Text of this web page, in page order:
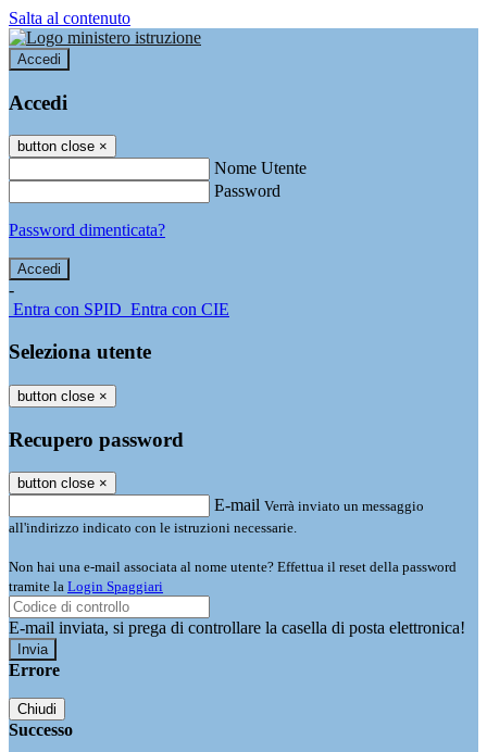
Salta al contenuto
Accedi
Accedi
button close ×
Nome Utente
Password
Password dimenticata?
-
Entra con SPID Entra con CIE
Seleziona utente
button close ×
Recupero password
button close ×
E-mail Verrà inviato un messaggio
all'indirizzo indicato con le istruzioni necessarie.
Non hai una e-mail associata al nome utente? Effettua il reset della password
tramite la Login Spaggiari
E-mail inviata, si prega di controllare la casella di posta elettronica!
Errore
Chiudi
Successo